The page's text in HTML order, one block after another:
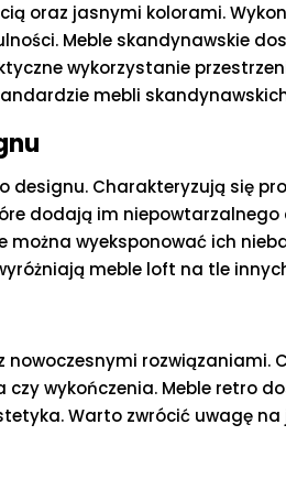
oraz jasnymi kolorami.
Meble skandynawskie
wykorzystanie
mebli
designu. Charakteryzują się
dodają im
wyeksponować ich
meble loft na tle
nowoczesnymi
wykończenia. Meble retro
Warto zwrócić uwagę na